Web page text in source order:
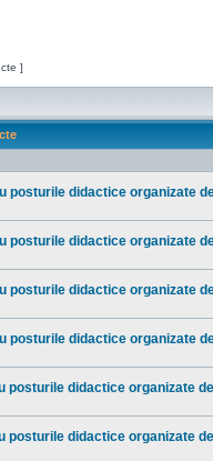
]
posturile didactice organizate
posturile didactice organizate
posturile didactice organizate
posturile didactice organizate
posturile didactice organizate de
posturile didactice organizate de